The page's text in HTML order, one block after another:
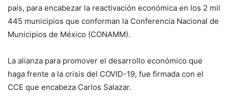
país, para encabezar la reactivación económica en los 2 mil
445 municipios que conforman la Conferencia Nacional de
Municipios de México (CONAMM).
La alianza para promover el desarrollo económico que
haga frente a la crisis del COVID-19, fue firmada con el
CCE que encabeza Carlos Salazar.